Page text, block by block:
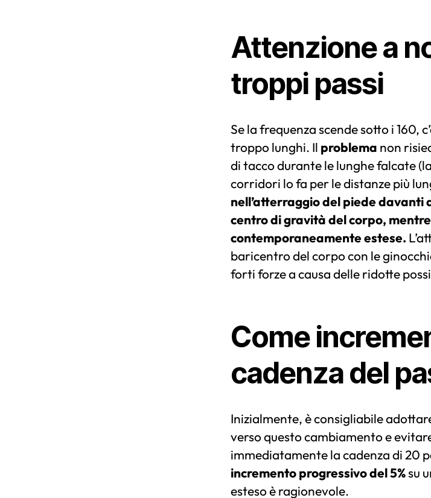
Attenzione a
troppi passi
Se la frequenza scende sotto i 160,
troppo lunghi. Il problema non
di tacco durante le lunghe falcate
corridori lo fa per le distanze più
nell’atterraggio del piede davanti
centro di gravità del corpo,
contemporaneamente estese.
baricentro del corpo con le
forti forze a causa delle ridotte
Come
cadenza del
Inizialmente, è consigliabile
verso questo cambiamento e
immediatamente la cadenza di 20
incremento progressivo del 5%su
esteso è ragionevole.